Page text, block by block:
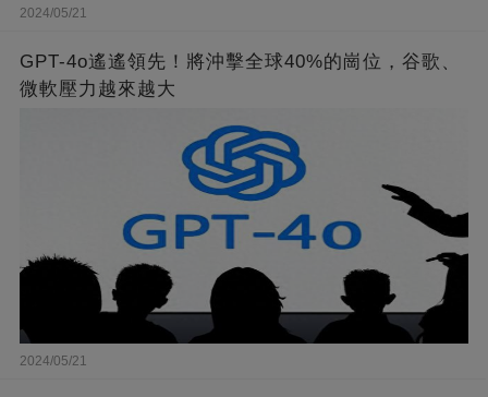
2024/05/21
GPT-4o遙遙領先！將沖擊全球40%的崗位，谷歌、
微軟壓力越來越大
2024/05/21